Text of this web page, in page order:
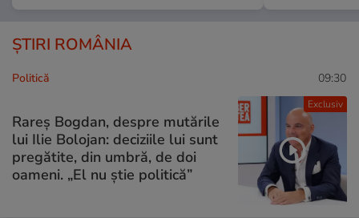
ȘTIRI ROMÂNIA
Exclusiv
Politică 09:30
Rareș Bogdan, despre mutările
lui Ilie Bolojan: deciziile lui sunt
pregătite, din umbră, de doi
oameni. „El nu știe politică”